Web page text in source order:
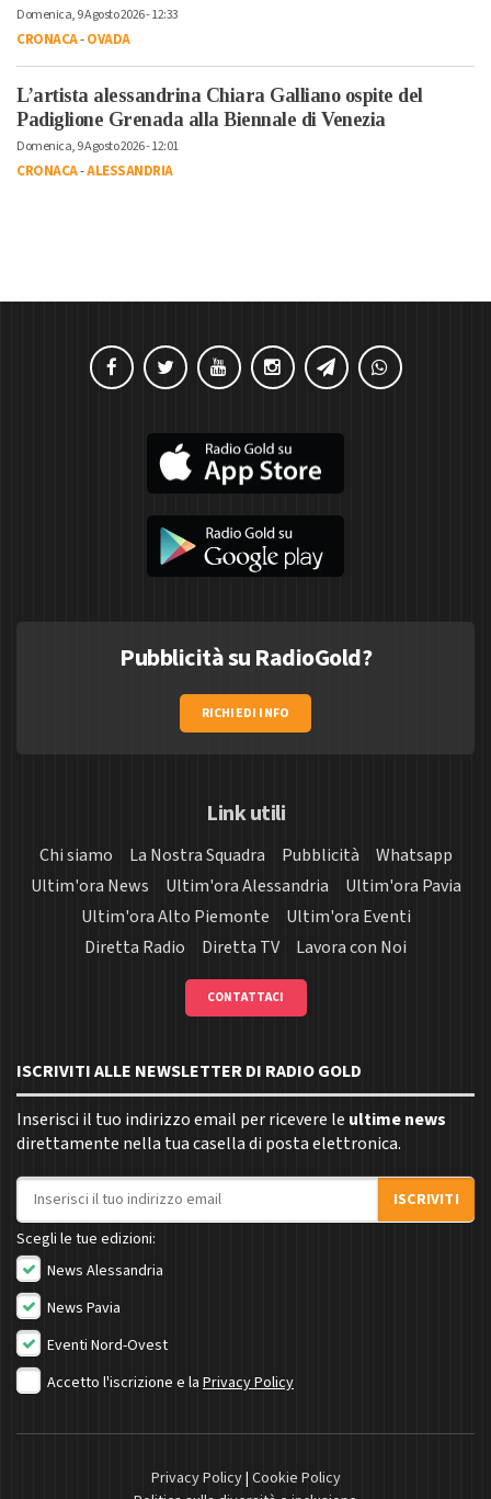
Domenica, 9 Agosto 2026 - 12:33
CRONACA-OVADA
L’artista alessandrina Chiara Galliano ospite del
Padiglione Grenada alla Biennale di Venezia
Domenica, 9 Agosto 2026 - 12:01
CRONACA-ALESSANDRIA
Pubblicità su RadioGold?
RICHIEDI INFO
Link utili
Chi siamo La Nostra Squadra Pubblicità
Whatsapp
Ultim'ora News
Ultim'ora Alessandria
Ultim'ora Pavia
Ultim'ora Alto Piemonte
Ultim'ora Eventi
Diretta Radio
Diretta TV Lavora con Noi
CONTATTACI
ISCRIVITI ALLE NEWSLETTER DI RADIO GOLD
Inserisci il tuo indirizzo email per ricevere le ultime news
direttamente nella tua casella di posta elettronica.
Indirizzo email
ISCRIVITI
Scegli le tue edizioni:
News Alessandria
News Pavia
Eventi Nord-Ovest
Accetto l'iscrizione e la Privacy Policy
Privacy Policy| Cookie Policy